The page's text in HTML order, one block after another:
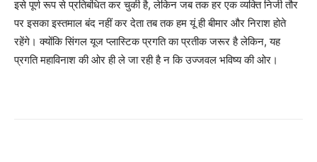
इसे पूर्ण रूप से प्रतिबंधित कर चुकी है, लेकिन जब तक हर एक व्यक्ति निजी तौर
पर इसका इस्तमाल बंद नहीं कर देता तब तक हम यूं ही बीमार और निराश होते
रहेंगे। क्योंकि सिंगल यूज प्लास्टिक प्रगति का प्रतीक जरूर है लेकिन, यह
प्रगति महाविनाश की ओर ही ले जा रही है न कि उज्जवल भविष्य की ओर।